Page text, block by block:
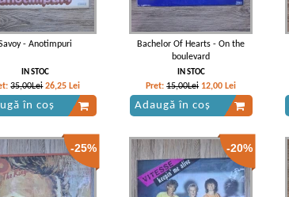
- Anotimpuri
IN STOC
35,00Lei 26,25 Lei
în coș
Bachelor Of Hearts - On the
boulevard
IN STOC
Pret:15,00Lei 12,00 Lei
Adaugă în coș
-25% -20%